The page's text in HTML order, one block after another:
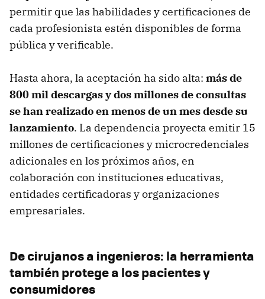
permitir que las habilidades y certificaciones de
cada profesionista estén disponibles de forma
pública y verificable.
Hasta ahora, la aceptación ha sido alta: más de
800 mil descargas y dos millones de consultas
se han realizado en menos de un mes desde su
lanzamiento. La dependencia proyecta emitir 15
millones de certificaciones y microcredenciales
adicionales en los próximos años, en
colaboración con instituciones educativas,
entidades certificadoras y organizaciones
empresariales.
De cirujanos a ingenieros: la herramienta
también protege a los pacientes y
consumidores